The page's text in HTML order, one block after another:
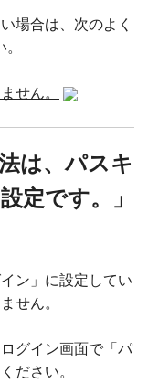
場合は、次のよく
せん。
は、パスキ
定です。」
ン」に設定してい
せん。
グイン画面で「パ
ださい。